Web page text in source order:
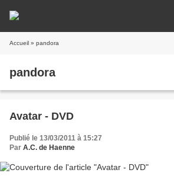
Accueil » pandora
pandora
Avatar - DVD
Publié le 13/03/2011 à 15:27
Par A.C. de Haenne